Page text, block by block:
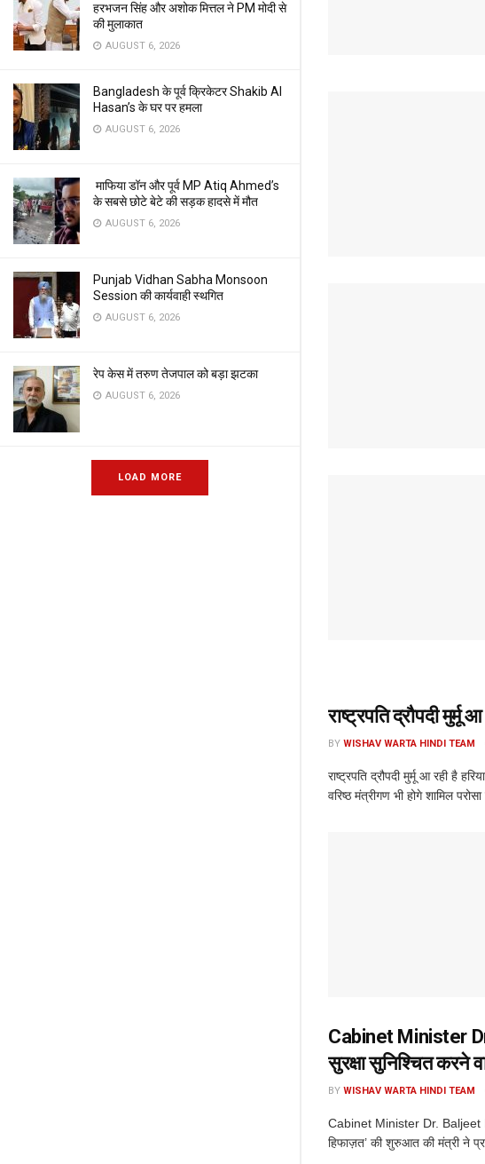
हरभजन सिंह और अशोक मित्तल ने PM मोदी से
की मुलाकात
AUGUST 6, 2026
Bangladesh के पूर्व क्रिकेटर Shakib Al
Hasan’s के घर पर हमला
AUGUST 6, 2026
माफिया डॉन और पूर्व MP Atiq Ahmed’s
के सबसे छोटे बेटे की सड़क हादसे में मौत
AUGUST 6, 2026
Punjab Vidhan Sabha Monsoon
Session की कार्यवाही स्थगित
AUGUST 6, 2026
रेप केस में तरुण तेजपाल को बड़ा झटका
AUGUST 6, 2026
LOAD MORE
राष्ट्रपति द्रौपदी
BY WISHAV WARTA HINDI TEAM
राष्ट्रपति द्रौपदी मुर्मू आ रही है
वरिष्ठ मंत्रीगण भी होगे शामिल
Cabinet Minister
सुरक्षा सुनिश्चित करने
BY WISHAV WARTA HINDI TEAM
Cabinet Minister Dr. Baljeet
हिफाज़त’ की शुरुआत की मंत्री ने